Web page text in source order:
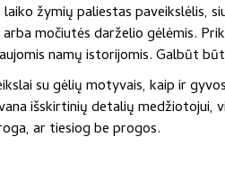
laiko žymių paliestas paveikslėlis,
močiutės darželio gėlėmis.
namų istorijomis. Galbūt
su gėlių motyvais, kaip ir
išskirtinių detalių medžiotojui,
ar tiesiog be progos.